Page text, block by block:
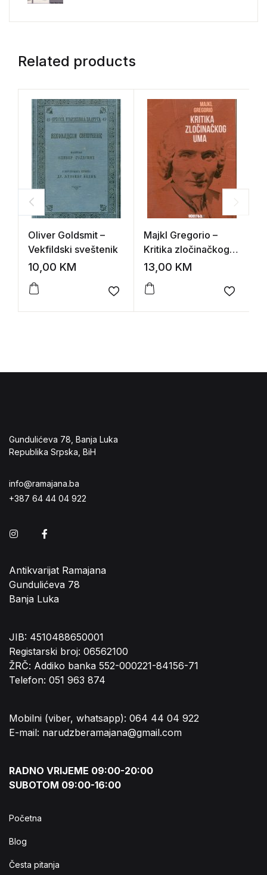
Related products
Oliver Goldsmit –
Vekfildski sveštenik
10,00 KM
Add to wishlist
Majkl Gregorio –
Kritika zločinačkog
uma
13,00 KM
Add to
Gundulićeva 78, Banja Luka
Republika Srpska, BiH
info@ramajana.ba
+387 64 44 04 922
Instagram
Antikvarijat Ramajana
Gundulićeva 78
Banja Luka
JIB: 4510488650001
Registarski broj: 06562100
ŽRČ: Addiko banka 552-000221-84156-71
Telefon: 051 963 874
Mobilni (viber, whatsapp): 064 44 04 922
E-mail: narudzberamajana@gmail.com
RADNO VRIJEME 09:00-20:00
SUBOTOM 09:00-16:00
Početna
Blog
Česta pitanja